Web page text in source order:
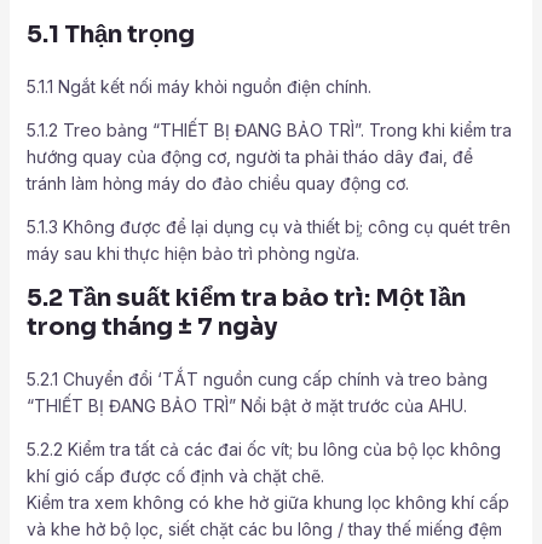
5.1 Thận trọng
5.1.1 Ngắt kết nối máy khỏi nguồn điện chính.
5.1.2 Treo bảng “THIẾT BỊ ĐANG BẢO TRÌ”. Trong khi kiểm tra
hướng quay của động cơ, người ta phải tháo dây đai, để
tránh làm hỏng máy do đảo chiều quay động cơ.
5.1.3 Không được để lại dụng cụ và thiết bị; công cụ quét trên
máy sau khi thực hiện bảo trì phòng ngừa.
5.2 Tần suất kiểm tra bảo trì: Một lần
trong tháng ± 7 ngày
5.2.1 Chuyển đổi ‘TẮT nguồn cung cấp chính và treo bảng
“THIẾT BỊ ĐANG BẢO TRÌ” Nổi bật ở mặt trước của AHU.
5.2.2 Kiểm tra tất cả các đai ốc vít; bu lông của bộ lọc không
khí gió cấp được cố định và chặt chẽ.
Kiểm tra xem không có khe hở giữa khung lọc không khí cấp
và khe hở bộ lọc, siết chặt các bu lông / thay thế miếng đệm